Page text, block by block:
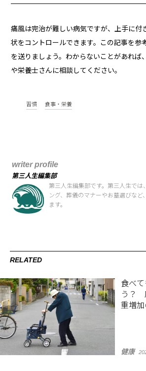
痛風は完治が難しい病気ですが、上手に付
状をコントロールできます。この記事を参
を送りましょう。わからないことがあれば
や栄養士さんに相談してください。
習慣 食事・栄養
writer profile
第三人生編集部
第三人生編集部です。第三人生では
ング、葬儀のマナーやお墓選びなど
ます。
RELATED
食べ
う？
重増
健康